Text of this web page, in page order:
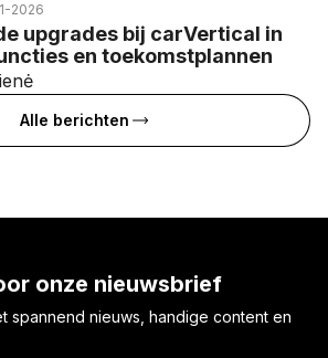
2026
upgrades bij carVertical in
en toekomstplannen
Alle berichten
onze nieuwsbrief
spannend nieuws, handige content en